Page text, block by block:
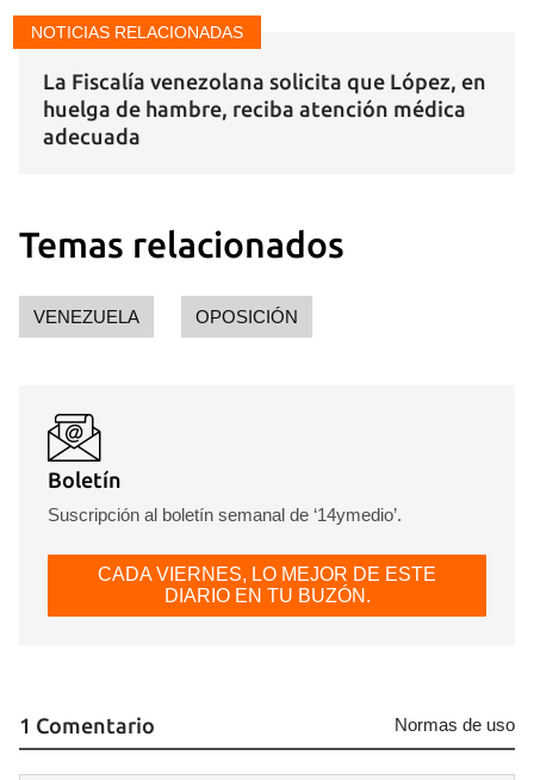
Guardar como favorito
Para poder guardar como favorito, primero has de
iniciar sesión con tu cuenta de 14ymedio.
NOTICIAS RELACIONADAS
La Fiscalía venezolana solicita que López, en
huelga de hambre, reciba atención médica
adecuada
Temas relacionados
VENEZUELA OPOSICIÓN
Boletín
Suscripción al boletín semanal de ‘14ymedio’.
CADA VIERNES, LO MEJOR DE ESTE
DIARIO EN TU BUZÓN.
1 Comentario Normas de uso